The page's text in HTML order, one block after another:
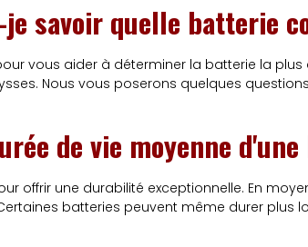
savoir quelle batterie
vous aider à déterminer la batterie la
Nous vous poserons quelques
de vie moyenne
offrir une durabilité exceptionnelle. En
batteries peuvent même durer